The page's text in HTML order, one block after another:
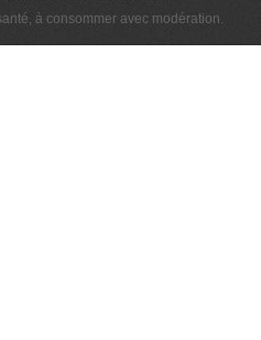
à consommer avec modération.